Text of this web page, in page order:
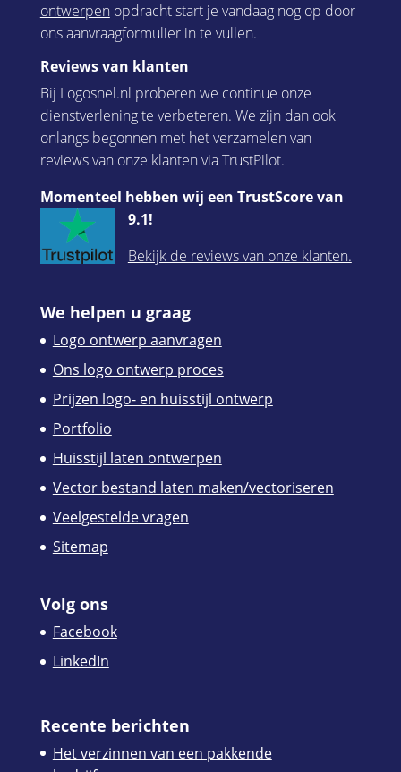
ontwerpenopdracht start je vandaag nog op door
ons aanvraagformulier in te vullen.
Reviews van klanten
Bij Logosnel.nl proberen we continue onze
dienstverlening te verbeteren. We zijn dan ook
onlangs begonnen met het verzamelen van
reviews van onze klanten via TrustPilot.
Momenteel hebben wij een TrustScore van
9.1!
Bekijk de reviews van onze klanten.
We helpen u graag
Logo ontwerp aanvragen
Ons logo ontwerp proces
Prijzen logo- en huisstijl ontwerp
Portfolio
Huisstijl laten ontwerpen
Vector bestand laten maken/vectoriseren
Veelgestelde vragen
Sitemap
Volg ons
Facebook
LinkedIn
Recente berichten
Het verzinnen van een pakkende